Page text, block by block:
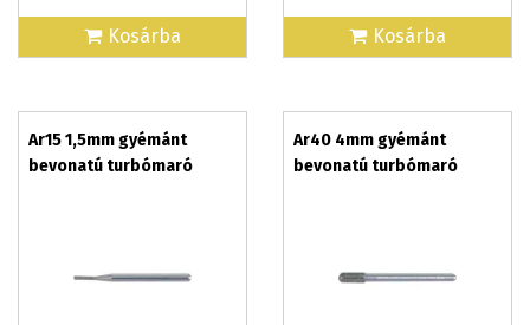
Kosárba Kosárba
Ar15 1,5mm gyémánt
bevonatú turbómaró
Ar40 4mm gyémánt
bevonatú turbómaró